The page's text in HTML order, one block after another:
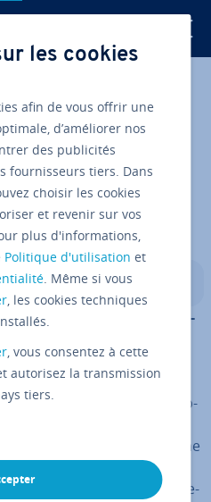
se cache
valeur
sur LinkedIn
mondiale de nor­ma­li­
est appliquée en
présentée comme une
pour la finance et la comp­
fictive tournée vers le
d’autres éva­lua­tions comme
d’aider les in­ves­tis­
à
si un en­ga­ge­
les cookies
afin de vous offrir une
d’améliorer nos
des publicités
fournisseurs tiers. Dans
choisir les cookies
et revenir sur vos
plus d'informations,
Politique d'utilisation et
. Même si vous
, les cookies techniques
, vous consentez à cette
autorisez la transmission
tiers.